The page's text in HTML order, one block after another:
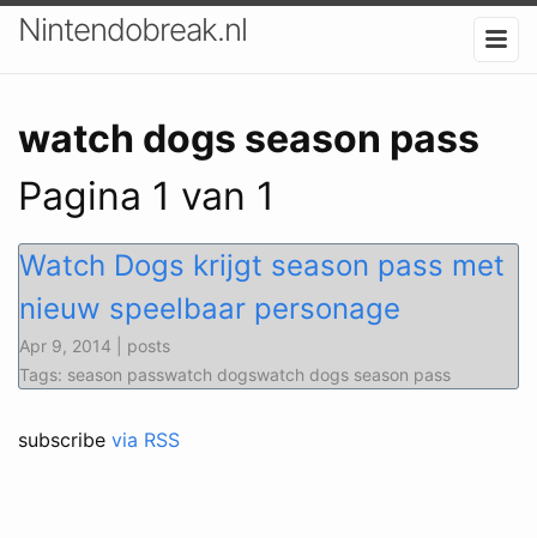
Nintendobreak.nl
watch dogs season pass
Pagina 1 van 1
Watch Dogs krijgt season pass met
nieuw speelbaar personage
Apr 9, 2014 | posts
Tags: season passwatch dogswatch dogs season pass
subscribe via RSS